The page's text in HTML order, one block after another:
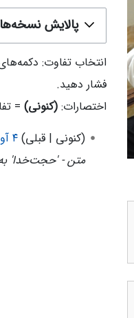
پرش به:ناوبری،جستجو
پالایش نسخه‌ها
فشار دهید.
اختصارات: (کنونی) =
کنونی قبلی
متن - 'حجت‌خدا'